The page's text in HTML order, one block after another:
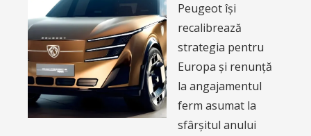
Peugeot își
recalibrează
strategia pentru
Europa și renunță
la angajamentul
ferm asumat la
sfârșitul anului